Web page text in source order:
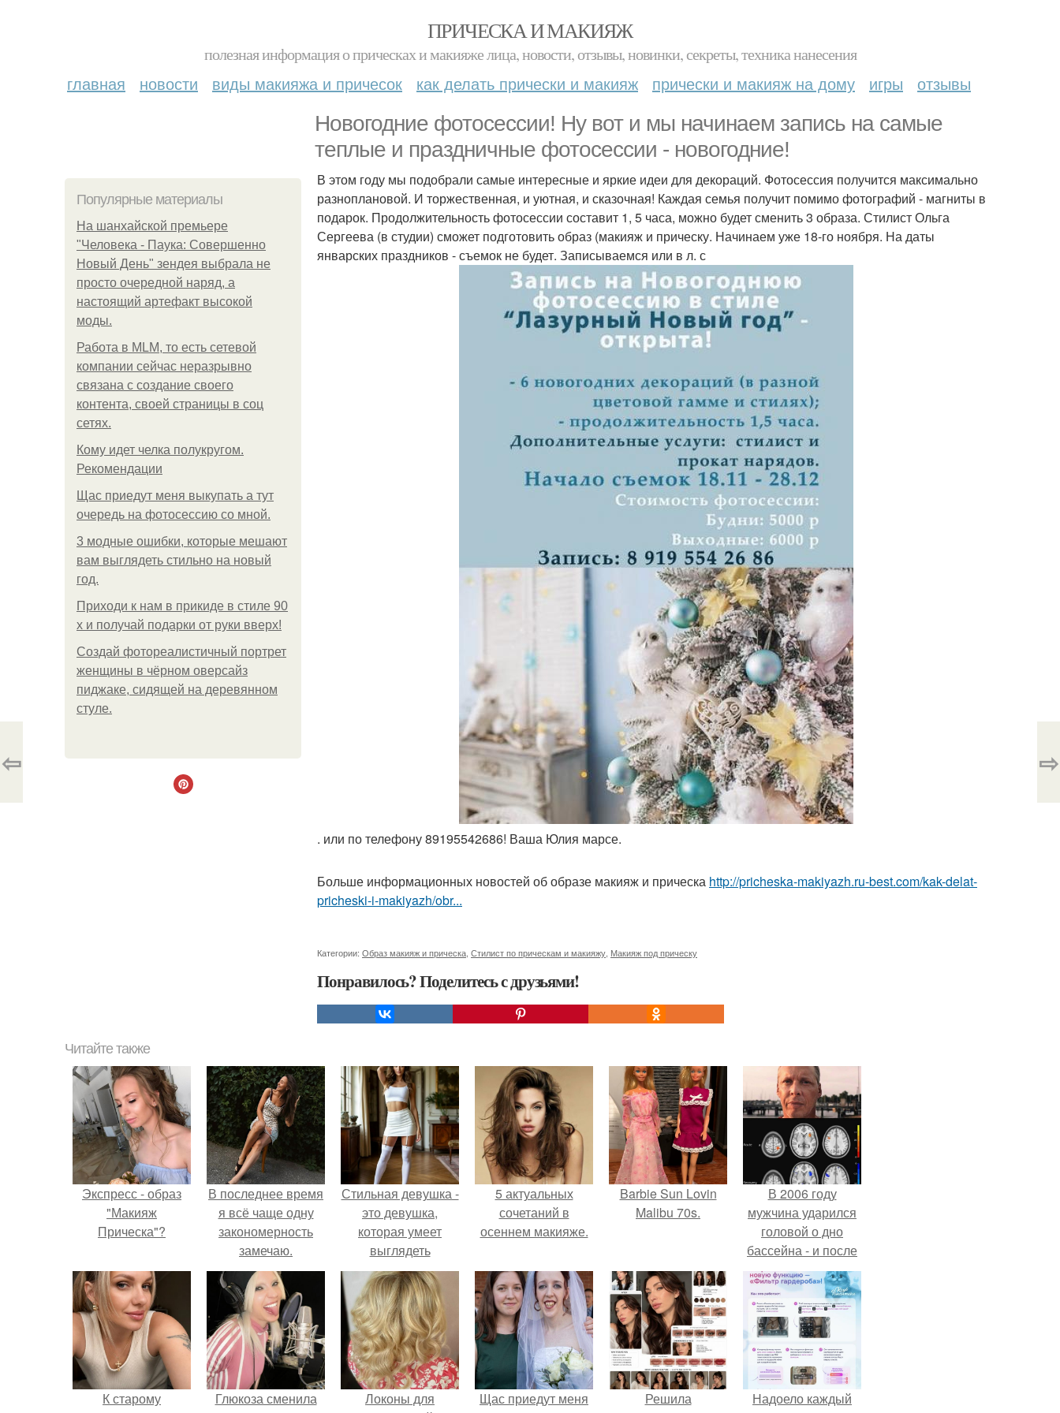
ПРИЧЕСКА И МАКИЯЖ
полезная информация о прическах и макияже лица, новости, отзывы, новинки, секреты, техника нанесения
главная новости виды макияжа и причесок как делать прически и макияж прически и макияж на дому игры отзывы
Новогодние фотосессии! Ну вот и мы начинаем запись на самые
теплые и праздничные фотосессии - новогодние!
Популярные материалы
На шанхайской премьере
"Человека - Паука: Совершенно
Новый День" зендея выбрала не
просто очередной наряд, а
настоящий артефакт высокой
моды.
Работа в MLM, то есть сетевой
компании сейчас неразрывно
связана с создание своего
контента, своей страницы в соц
сетях.
Кому идет челка полукругом.
Рекомендации
Щас приедут меня выкупать а тут
очередь на фотосессию со мной.
3 модные ошибки, которые мешают
вам выглядеть стильно на новый
год.
Приходи к нам в прикиде в стиле 90
х и получай подарки от руки вверх!
Создай фотореалистичный портрет
женщины в чёрном оверсайз
пиджаке, сидящей на деревянном
стуле.
В этом году мы подобрали самые интересные и яркие идеи для декораций. Фотосессия получится максимально
разноплановой. И торжественная, и уютная, и сказочная! Каждая семья получит помимо фотографий - магниты в
подарок. Продолжительность фотосессии составит 1, 5 часа, можно будет сменить 3 образа. Стилист Ольга
Сергеева (в студии) сможет подготовить образ (макияж и прическу. Начинаем уже 18-го ноября. На даты
январских праздников - съемок не будет. Записываемся или в л. с
. или по телефону 89195542686! Ваша Юлия марсе.
Больше информационных новостей об образе макияж и прическа http://pricheska-makiyazh.ru-best.com/kak-delat-
pricheski-i-makiyazh/obr...
Категории: Образ макияж и прическа Стилист по прическам и макияжу Макияж под прическу
Понравилось? Поделитесь с друзьями!
⇦ ⇨
Читайте также
Экспресс - образ
"Макияж
Прическа"?
В последнее время
я всё чаще одну
закономерность
замечаю.
Стильная девушка -
это девушка,
которая умеет
выглядеть
привлекательно и
элегантно в любои
ситуации.
5 актуальных
сочетаний в
осеннем макияже.
Barbie Sun Lovin
Malibu 70s.
В 2006 году
мужчина ударился
головой о дно
бассейна - и после
этого его жизнь
изменилась самым
странным образом.
К старому
Глюкоза сменила
Локоны для
Щас приедут меня
Решила
Надоело каждый